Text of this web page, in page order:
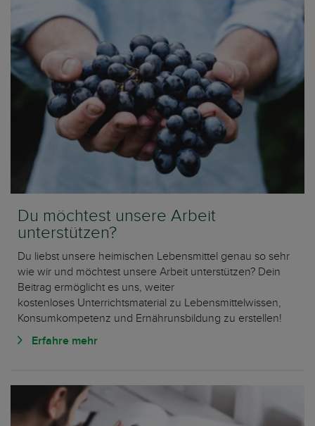
Du möchtest unsere Arbeit
unterstützen?
Du liebst unsere heimischen Lebensmittel genau so sehr
wie wir und möchtest unsere Arbeit unterstützen? Dein
Beitrag ermöglicht es uns, weiter
kostenloses Unterrichtsmaterial zu Lebensmittelwissen,
Konsumkompetenz und Ernährunsbildung zu erstellen!
Erfahre mehr